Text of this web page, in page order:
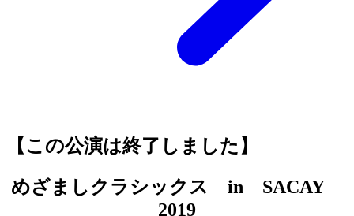
【この公演は終了しました】
めざましクラシックス in SACAY
2019